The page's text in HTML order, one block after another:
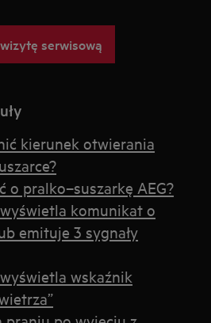
serwisową
kierunek otwierania
o pralko–suszarkę AEG?
komunikat o
emituje 3 sygnały
wskaźnik